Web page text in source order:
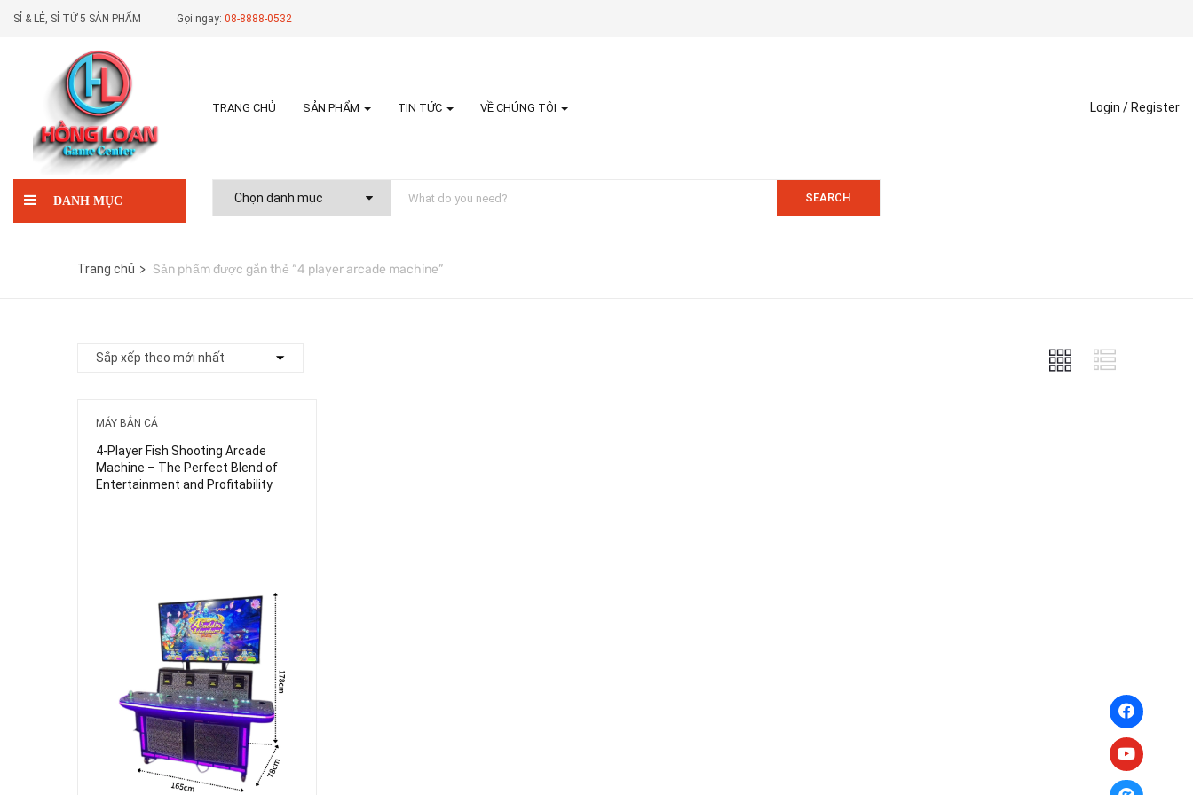
SỈ & LẺ, SỈ TỪ 5 SẢN PHẨM Gọi ngay: 08-8888-0532
TRANG CHỦ SẢN PHẨM TIN TỨC VỀ CHÚNG TÔI Login / Register
DANH MỤC SEARCH
Trang chủ Sản phẩm được gắn thẻ “4 player arcade machine”
MÁY BẮN CÁ
4-Player Fish Shooting Arcade
Machine – The Perfect Blend of
Entertainment and Profitability